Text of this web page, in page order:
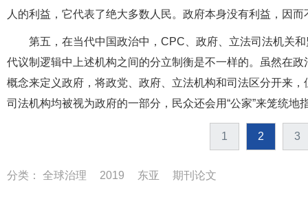
人的利益，它代表了绝大多数人民。政府本身没有利益，因
第五，在当代中国政治中，CPC、政府、立法司法机关
代议制逻辑中上述机构之间的分立制衡是不一样的。虽然在
概念来定义政府，将政党、政府、立法机构和司法区分开来
司法机构均被视为政府的一部分，民众还会用“公家”来笼统地
1 2 3
分类： 全球治理 2019 东亚 期刊论文